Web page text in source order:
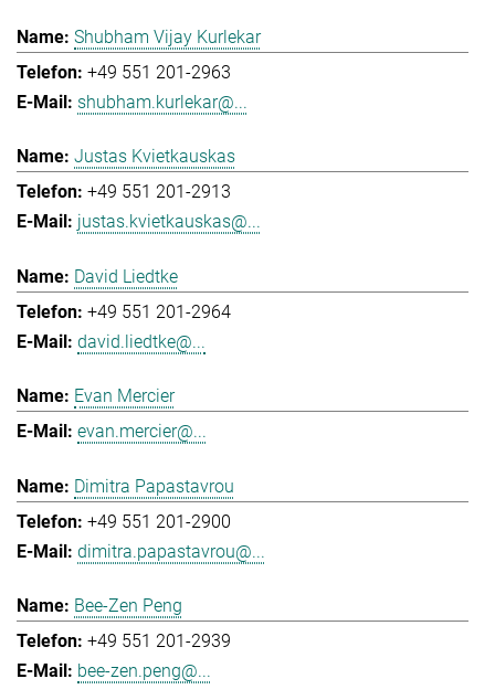
Shubham Vijay Kurlekar
+49 551 201-2963
shubham.kurlekar@...
Justas Kvietkauskas
+49 551 201-2913
justas.kvietkauskas@...
David Liedtke
+49 551 201-2964
david.liedtke@...
Evan Mercier
evan.mercier@...
Dimitra Papastavrou
+49 551 201-2900
dimitra.papastavrou@...
Bee-Zen Peng
+49 551 201-2939
bee-zen.peng@...